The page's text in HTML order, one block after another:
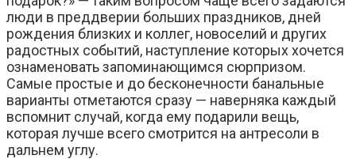
люди в преддверии больших праздников, дней
рождения близких и коллег, новоселий и других
радостных событий, наступление которых хочется
ознаменовать запоминающимся сюрпризом.
Самые простые и до бесконечности банальные
варианты отметаются сразу — наверняка каждый
вспомнит случай, когда ему подарили вещь,
которая лучше всего смотрится на антресоли в
дальнем углу.